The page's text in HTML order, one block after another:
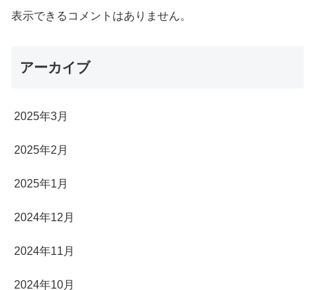
表示できるコメントはありません。
アーカイブ
2025年3月
2025年2月
2025年1月
2024年12月
2024年11月
2024年10月